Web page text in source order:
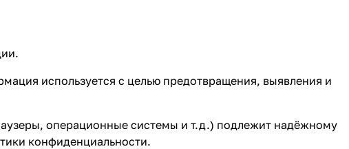
используется с целью предотвращения, выявления и
операционные системы и т.д.) подлежит надёжному
конфиденциальности.